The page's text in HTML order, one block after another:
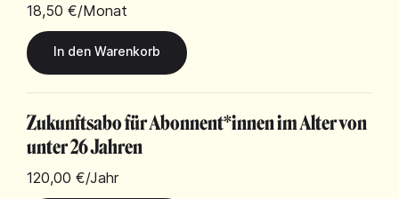
18,50 €/Monat
Zukunftsabo für Abonnent*innen im Alter von
unter 26 Jahren
120,00 €/Jahr